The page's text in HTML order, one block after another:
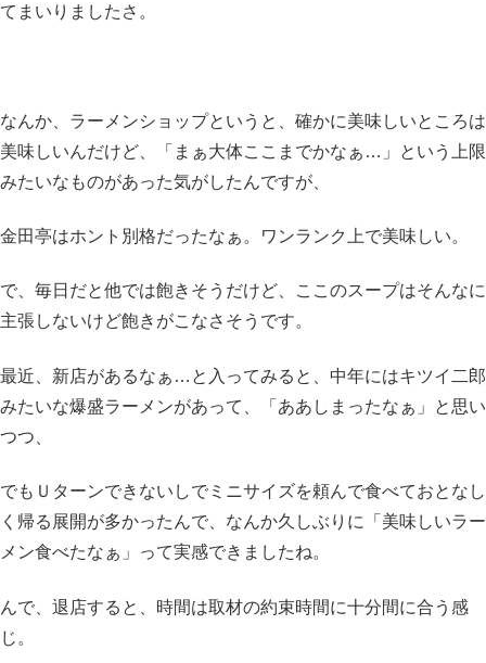
てまいりましたさ。
なんか、ラーメンショップというと、確かに美味しいところは
美味しいんだけど、「まぁ大体ここまでかなぁ…」という上限
みたいなものがあった気がしたんですが、
金田亭はホント別格だったなぁ。ワンランク上で美味しい。
で、毎日だと他では飽きそうだけど、ここのスープはそんなに
主張しないけど飽きがこなさそうです。
最近、新店があるなぁ…と入ってみると、中年にはキツイ二郎
みたいな爆盛ラーメンがあって、「ああしまったなぁ」と思い
つつ、
でもＵターンできないしでミニサイズを頼んで食べておとなし
く帰る展開が多かったんで、なんか久しぶりに「美味しいラー
メン食べたなぁ」って実感できましたね。
んで、退店すると、時間は取材の約束時間に十分間に合う感
じ。